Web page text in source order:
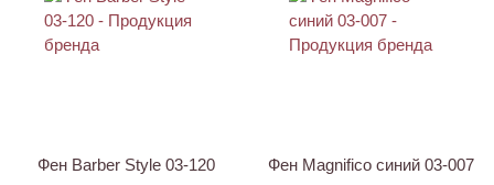
Фен Barber Style 03-120 Фен Magnifico синий 03-007